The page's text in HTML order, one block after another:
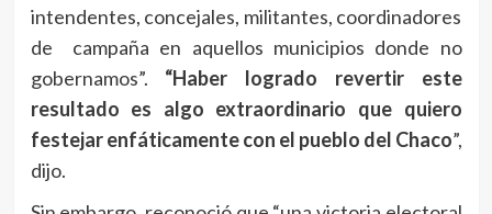
intendentes, concejales, militantes, coordinadores
de campaña en aquellos municipios donde no
gobernamos”. “Haber logrado revertir este
resultado es algo extraordinario que quiero
festejar enfáticamente con el pueblo del Chaco”,
dijo.